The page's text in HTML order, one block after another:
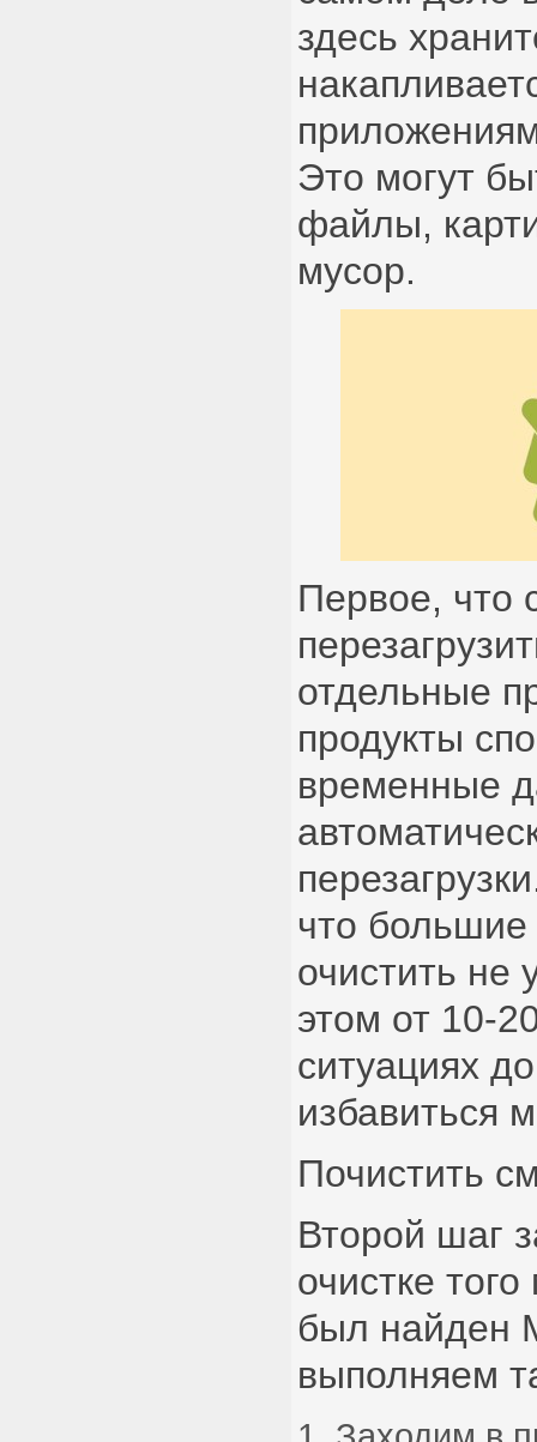
здесь
Это могут
файлы,
мусор.
Первое, что
отдельные
продукты
временные
что
очистить не
этом от 10-
ситуациях
избавиться
Почистить
Второй шаг
очистке
был найден
выполняем